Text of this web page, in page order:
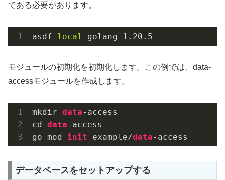
である必要があります。
asdf local golang 1.20.5
モジュールの初期化を初期化します。この例では、data-
accessモジュールを作成します。
mkdir data-access
cd data-access
go mod init example/data-access
データベースをセットアップする